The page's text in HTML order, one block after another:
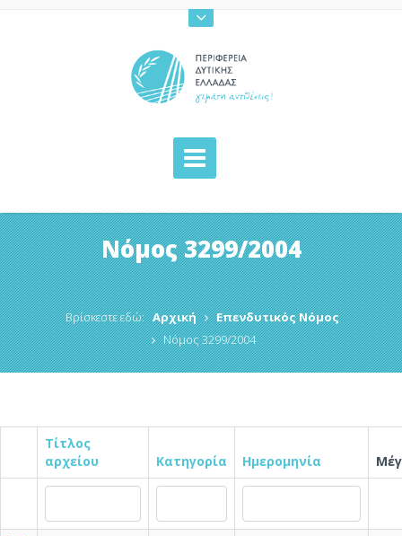
Νόμος 3299/2004
Βρίσκεστε εδώ: Αρχική
Επενδυτικός Νόμος
Νόμος 3299/2004
Τίτλος
αρχείου
Κατηγορία Ημερομηνία